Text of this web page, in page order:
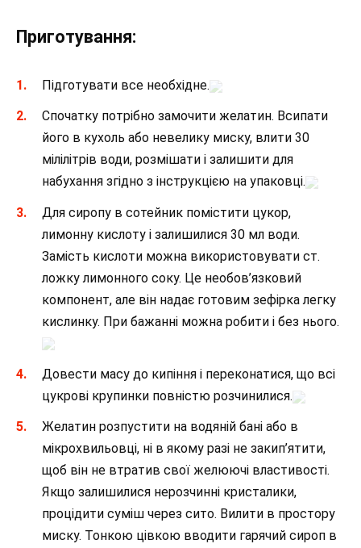
Приготування:
Підготувати все необхідне.
Спочатку потрібно замочити желатин. Всипати
його в кухоль або невелику миску, влити 30
мілілітрів води, розмішати і залишити для
набухання згідно з інструкцією на упаковці.
Для сиропу в сотейник помістити цукор,
лимонну кислоту і залишилися 30 мл води.
Замість кислоти можна використовувати ст.
ложку лимонного соку. Це необов’язковий
компонент, але він надає готовим зефірка легку
кислинку. При бажанні можна робити і без нього.
Довести масу до кипіння і переконатися, що всі
цукрові крупинки повністю розчинилися.
Желатин розпустити на водяній бані або в
мікрохвильовці, ні в якому разі не закип’ятити,
щоб він не втратив свої желюючі властивості.
Якщо залишилися нерозчинні кристалики,
процідити суміш через сито. Вилити в простору
миску. Тонкою цівкою вводити гарячий сироп в